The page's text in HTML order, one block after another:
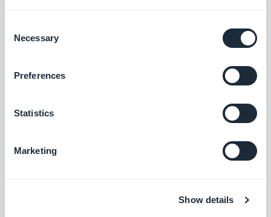
Selection
Necessary
Preferences
Statistics
Marketing
Show details
Google Sitemap & Search Console
Paranna PWA:n näkyvyyttä sosiaalisissa